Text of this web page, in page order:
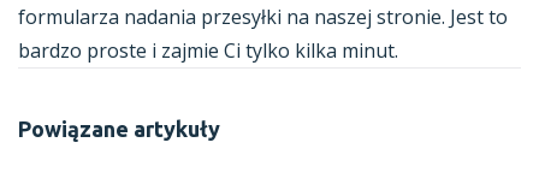
formularza nadania przesyłki na naszej stronie. Jest to
bardzo proste i zajmie Ci tylko kilka minut.
Powiązane artykuły